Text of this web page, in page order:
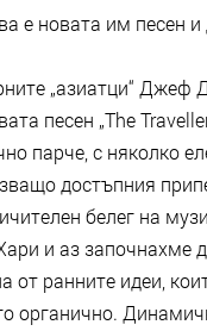
е новата им песен
„азиатци“ Джеф
песен „The
парче, с няколко
достъпния
белег на
и аз започнахме
от ранните идеи,
органично.